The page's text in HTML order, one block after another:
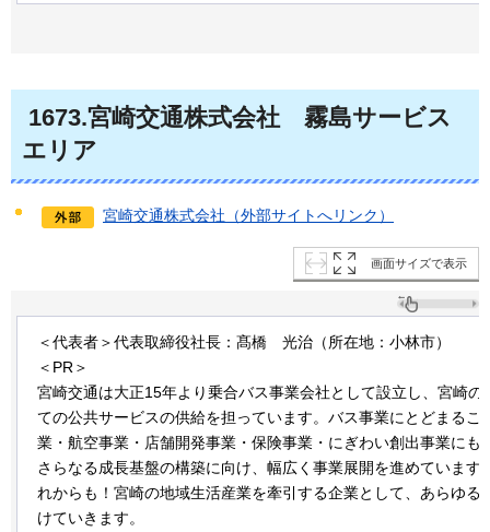
1673.宮崎交通株式会社
霧島サービス
エリア
宮崎交通株式会社（外部サイトへリンク）
画面サイズで表示
＜代表者＞代表取締役社長：髙橋 光治 （所在地：小林市）
＜PR＞
宮崎交通は大正15年より乗合バス事業会社として設立し、宮崎の
ての公共サービスの供給を担っています。バス事業にとどまるこ
業・航空事業・店舗開発事業・保険事業・にぎわい創出事業にも
さらなる成長基盤の構築に向け、幅広く事業展開を進めています
れからも！宮崎の地域生活産業を牽引する企業として、あらゆる
けていきます。